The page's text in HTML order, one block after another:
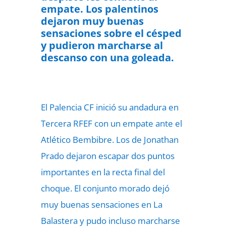
empate. Los palentinos
dejaron muy buenas
sensaciones sobre el césped
y pudieron marcharse al
descanso con una goleada.
El Palencia CF inició su andadura en
Tercera RFEF con un empate ante el
Atlético Bembibre. Los de Jonathan
Prado dejaron escapar dos puntos
importantes en la recta final del
choque. El conjunto morado dejó
muy buenas sensaciones en La
Balastera y pudo incluso marcharse